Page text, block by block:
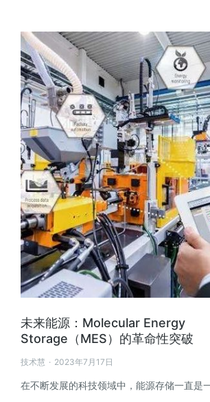
未来能源：Molecular Energy
Storage（MES）的革命性突破
技术慧 2023年7月17日
在不断发展的科技领域中，能源存储一直是